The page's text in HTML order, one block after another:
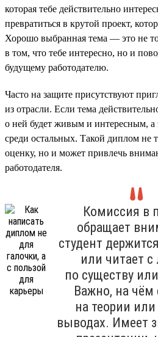
которая тебе действительно
превратиться в крутой проект,
Хорошо выбранная тема — это не
в том, что тебе интересно, но и
будущему работодателю.
Часто на защите присутствуют
из отрасли. Если тема
о ней будет живым и интересным, а
среди остальных. Такой диплом не
оценку, но и может привлечь
работодателя.
Комиссия в
обращает
студент
или читает с
по существу
Важно, на чём
на теории
выводах. Имеет